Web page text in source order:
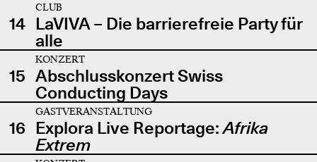
14
CLUB
LaVIVA – Die barrierefreie Party für
alle
15
KONZERT
Abschlusskonzert Swiss
Conducting Days
16
GASTVERANSTALTUNG
Explora Live Reportage:Afrika
Extrem